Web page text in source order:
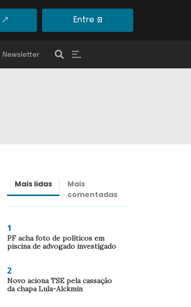
Entre
Newsletter
Mais lidas
Mais
comentadas
1
PF acha foto de políticos em
piscina de advogado investigado
2
Novo aciona TSE pela cassação
da chapa Lula-Alckmin